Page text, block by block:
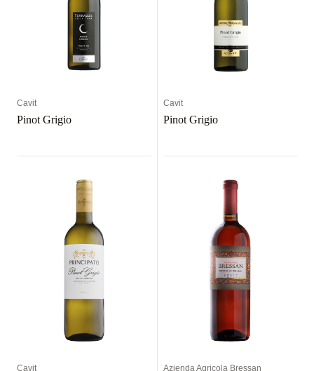
Cavit
Pinot Grigio
Cavit
Pinot Grigio
Cavit Azienda Agricola Bressan